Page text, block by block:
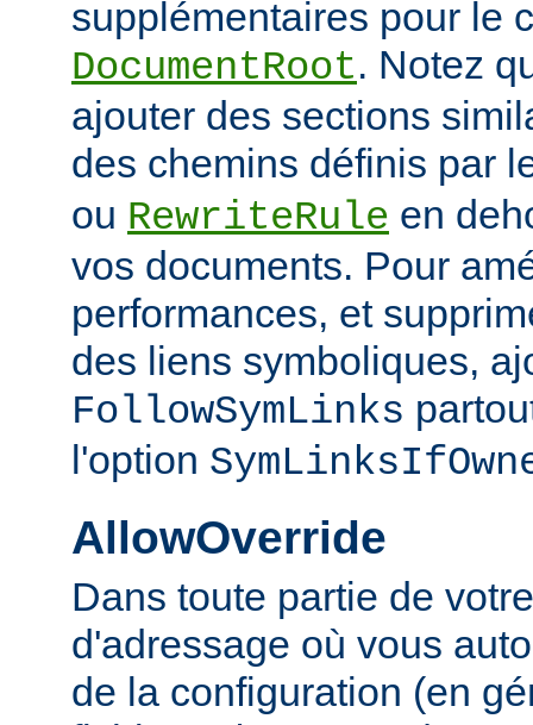
supplémentaires pour le
DocumentRoot. Notez
ajouter des sections
des chemins définis par
ou RewriteRule en
vos documents. Pour
performances, et
des liens symboliques,
FollowSymLinks
l'option
AllowOverride
Dans toute partie de
d'adressage où vous
de la configuration (en